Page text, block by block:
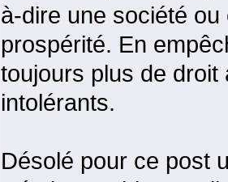
à-dire une société
prospérité. En
toujours plus de
intolérants.
Désolé pour ce post